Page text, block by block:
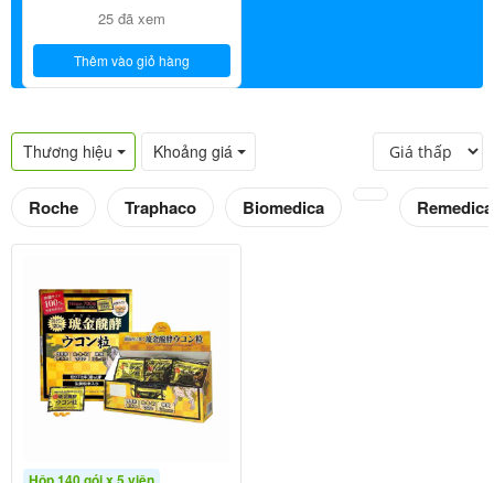
25 đã xem
Thêm vào giỏ hàng
Thương hiệu Khoảng giá
Roche Traphaco Biomedica Remedica